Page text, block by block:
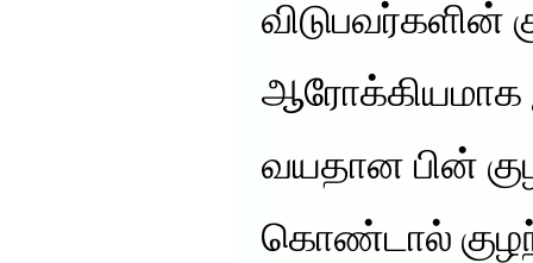
விடுபவர்களின்
ஆரோக்கியமாக
வயதான பின்
கொண்டால்